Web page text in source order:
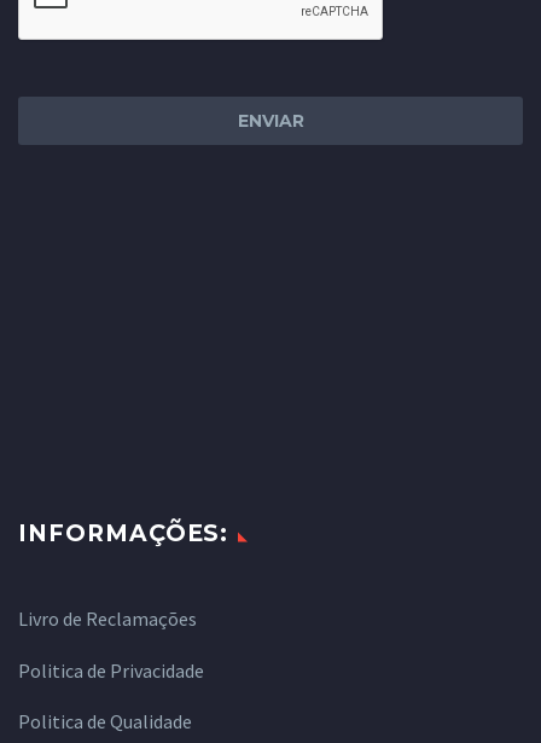
INFORMAÇÕES:
Livro de Reclamações
Politica de Privacidade
Politica de Qualidade